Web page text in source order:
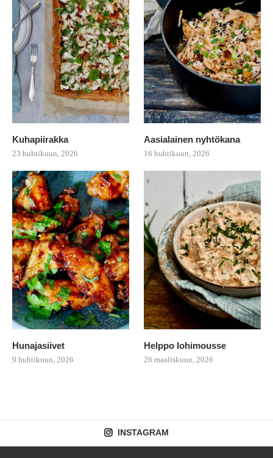
Kuhapiirakka
23 huhtikuun, 2026
Aasialainen nyhtökana
16 huhtikuun, 2026
Hunajasiivet
9 huhtikuun, 2026
Helppo lohimousse
26 maaliskuun, 2026
INSTAGRAM